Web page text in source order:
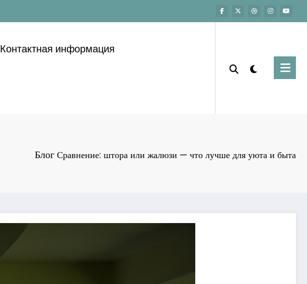
Контактная информация
Блог Сравнение: штора или жалюзи — что лучше для уюта и быта